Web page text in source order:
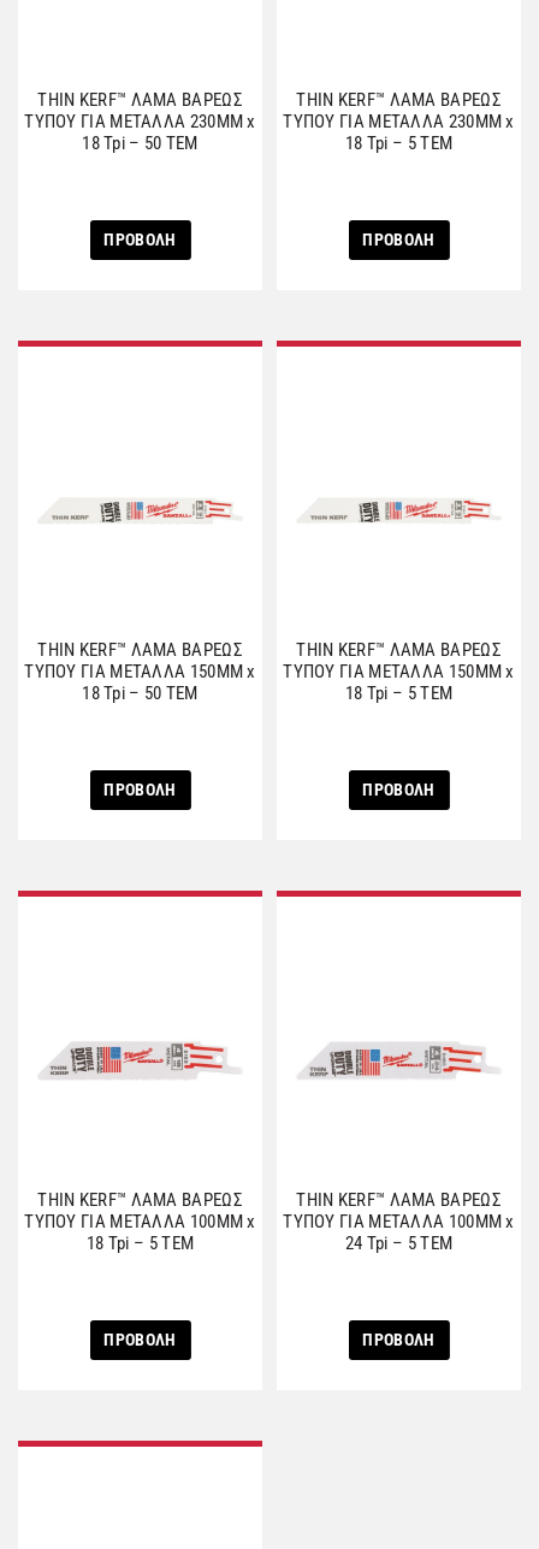
THIN KERF™ ΛΑΜΑ ΒΑΡΕΩΣ
ΤΥΠΟΥ ΓΙΑ ΜΕΤΑΛΛΑ 230MM x
18 Tpi – 50 ΤΕΜ
ΠΡΟΒΟΛΗ
THIN KERF™ ΛΑΜΑ ΒΑΡΕΩΣ
ΤΥΠΟΥ ΓΙΑ ΜΕΤΑΛΛΑ 230MM x
18 Tpi – 5 ΤΕΜ
ΠΡΟΒΟΛΗ
THIN KERF™ ΛΑΜΑ ΒΑΡΕΩΣ
ΤΥΠΟΥ ΓΙΑ ΜΕΤΑΛΛΑ 150MM x
18 Tpi – 50 ΤΕΜ
ΠΡΟΒΟΛΗ
THIN KERF™ ΛΑΜΑ ΒΑΡΕΩΣ
ΤΥΠΟΥ ΓΙΑ ΜΕΤΑΛΛΑ 150MM x
18 Tpi – 5 ΤΕΜ
ΠΡΟΒΟΛΗ
THIN KERF™ ΛΑΜΑ ΒΑΡΕΩΣ
ΤΥΠΟΥ ΓΙΑ ΜΕΤΑΛΛΑ 100MM x
18 Tpi – 5 ΤΕΜ
ΠΡΟΒΟΛΗ
THIN KERF™ ΛΑΜΑ ΒΑΡΕΩΣ
ΤΥΠΟΥ ΓΙΑ ΜΕΤΑΛΛΑ 100MM x
24 Tpi – 5 ΤΕΜ
ΠΡΟΒΟΛΗ